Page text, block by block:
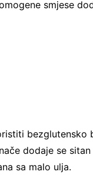
smjese
bezglutensko
dodaje se
sa malo ulja.